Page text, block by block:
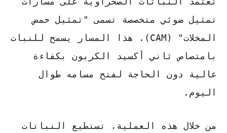
تمثيل ضوئي متخصصة تسمى "تمثيل حمض
المخلات" (CAM). هذا المسار يسمح للنبات
بامتصاص ثاني أكسيد الكربون بكفاءة
عالية دون الحاجة لفتح مسامه طوال
اليوم.
من خلال هذه العملية، تستطيع النباتات